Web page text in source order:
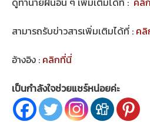
สามารถรับข่าวสารเพิ่มเติมได้ที่ : ค
อ้างอิง : คลิกที่นี่
เป็นกำลังใจช่วยแชร์หน่อยค่ะ